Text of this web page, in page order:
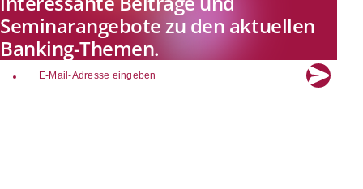
Seminarangebote zu den aktuellen
Banking-Themen.
email